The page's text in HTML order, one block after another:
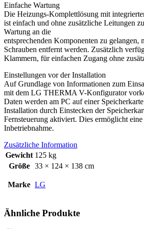
Einfache Wartung
Die Heizungs-Komplettlösung mit
ist einfach und ohne zusätzliche Leitungen
Wartung an die
entsprechenden Komponenten zu gelangen,
Schrauben entfernt werden. Zusätzlich
Klammern, für einfachen Zugang ohne
Einstellungen vor der Installation
Auf Grundlage von Informationen zum
mit dem LG THERMA V-Konfigurator
Daten werden am PC auf einer
Installation durch Einstecken der
Fernsteuerung aktiviert. Dies ermöglicht
Inbetriebnahme.
Zusätzliche Information
Gewicht 125 kg
Größe
33 × 124 × 138 cm
Marke LG
Ähnliche Produkte